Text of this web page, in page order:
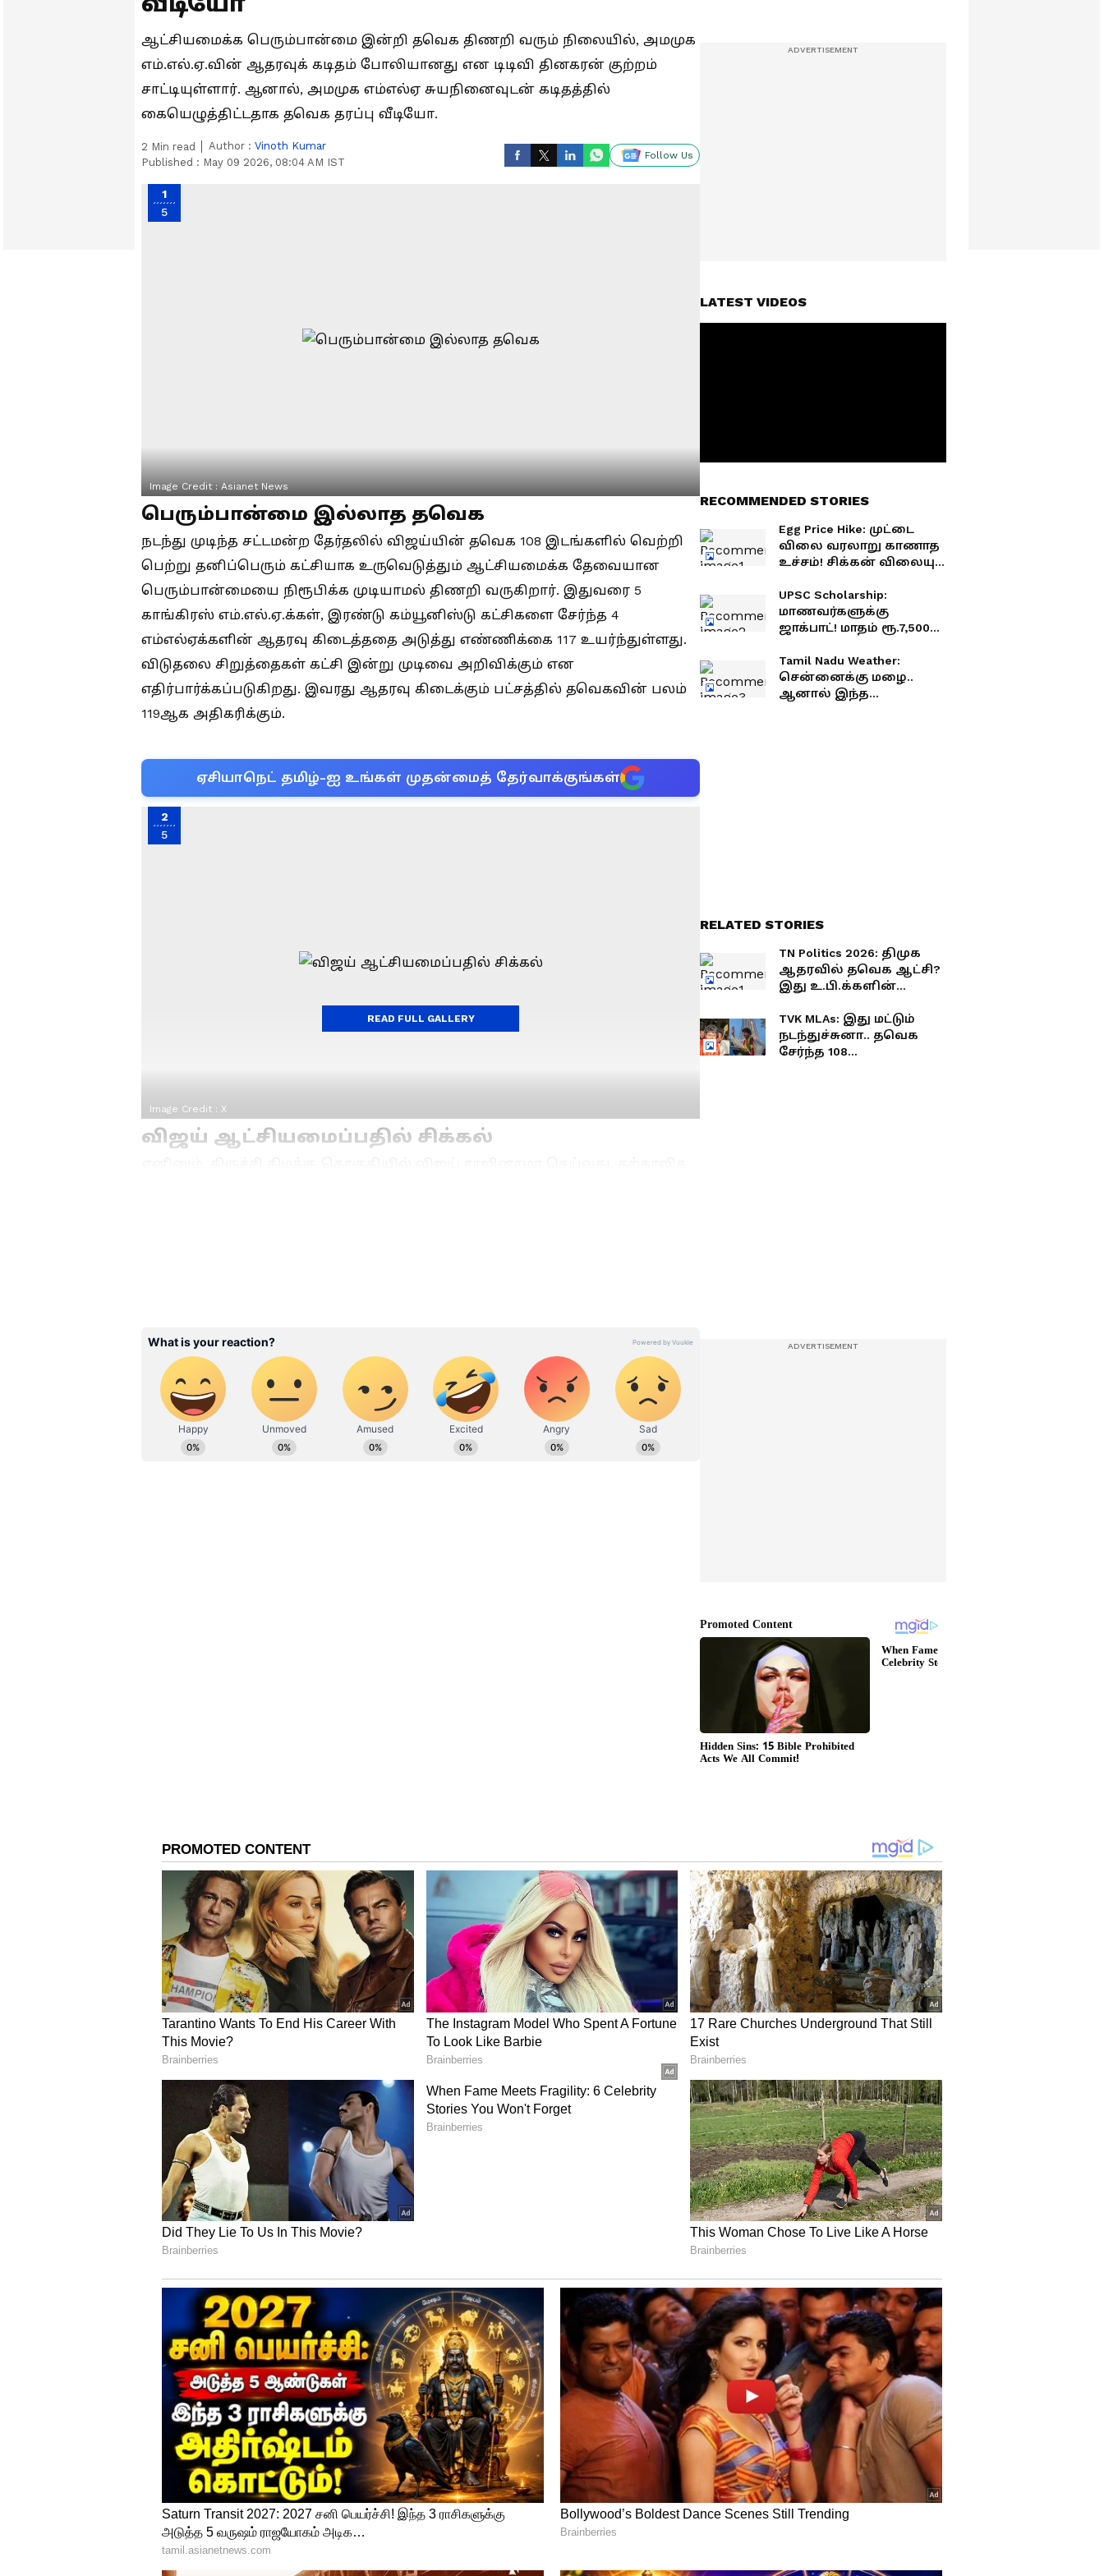
ஆட்சியமைக்க பெரும்பான்மை இன்றி தவெக திணறி வரும் நிலையில், அமமுக
எம்.எல்.ஏ.வின் ஆதரவுக் கடிதம் போலியானது என டிடிவி தினகரன் குற்றம்
சாட்டியுள்ளார். ஆனால், அமமுக எம்எல்ஏ சுயநினைவுடன் கடிதத்தில்
கையெழுத்திட்டதாக தவெக தரப்பு வீடியோ.
2 Min read Author : Vinoth Kumar
Published : May 09 2026, 08:04 AM IST
Follow Us
1
5
Image Credit : Asianet News
பெரும்பான்மை இல்லாத தவெக
நடந்து முடிந்த சட்டமன்ற தேர்தலில் விஜய்யின் தவெக 108 இடங்களில் வெற்றி
பெற்று தனிப்பெரும் கட்சியாக உருவெடுத்தும் ஆட்சியமைக்க தேவையான
பெரும்பான்மையை நிரூபிக்க முடியாமல் திணறி வருகிறார். இதுவரை 5
காங்கிரஸ் எம்.எல்.ஏ.க்கள், இரண்டு கம்யூனிஸ்டு கட்சிகளை சேர்ந்த 4
எம்எல்ஏக்களின் ஆதரவு கிடைத்ததை அடுத்து எண்ணிக்கை 117 உயர்ந்துள்ளது.
விடுதலை சிறுத்தைகள் கட்சி இன்று முடிவை அறிவிக்கும் என
எதிர்பார்க்கப்படுகிறது. இவரது ஆதரவு கிடைக்கும் பட்சத்தில் தவெகவின் பலம்
119ஆக அதிகரிக்கும்.
ஏசியாநெட் தமிழ்-ஐ உங்கள் முதன்மைத் தேர்வாக்குங்கள்
2
5
Image Credit : X
விஜய் ஆட்சியமைப்பதில் சிக்கல்
TN Politics 2026: திமுக
ஆதரவில் தவெக ஆட்சி?
இது உ.பி.க்களின்
பெருமிதம் அல்ல!
விஜய்யின் 'செக் மேட்'
TVK MLAs: இது மட்டும்
நடந்துச்சுனா.. தவெக
சேர்ந்த 108
எம்.எல்.ஏ.க்களும்
ராஜினாமா செய்வது
Image Credit :Google
டிடிவி. தினகரன் பரபரப்பு குற்றச்சாட்டு
இந்நிலையில், நள்ளிரவில் அமமுக பொதுச்செயலாளர் டிடிவி. தினகரன் தமிழக
பொறுப்பு ஆளுநர் ஆர்.வி. அர்லேகரை சந்தித்து பேசினார். எடப்பாடி பழனிசாமி
முதல்வராக பதவி ஏற்க ஆதரவளிப்பதாக மன்னார்குடி தொகுதியில் அமமுக
சார்பில் போட்டியிட்டு வெற்றி பெற்ற எஸ்.காமராஜ் கடிதம் அளித்தார்.
இதனையடுத்து செய்தியாளர்களுக்கு பேட்டியளித்த டிடிவி.தினகரன்: அமமுக
எம்எல்ஏ ஆதரவு எங்களுக்கு இருக்கும் போது தவெக சார்பில் கடிதம்
கொடுக்கப்பட்டுள்ளது. அமமுக எம்எல்ஏ காமராஜை காணவில்லை. அவர் விலை
போய் இருக்கலாம் என்றார். தவெக குதிரை பேரத்தில் ஈடுபடுவதாக பரபரப்பு
குற்றச்சாட்டை முன்வைத்தார்.
4
Image Credit :Our Own
READ FULL GALLERY
LATEST VIDEOS
RECOMMENDED STORIES
Egg Price Hike: முட்டை
விலை வரலாறு காணாத
உச்சம்! சிக்கன் விலையும்
ஷாக்!
UPSC Scholarship:
மாணவர்களுக்கு
ஜாக்பாட்! மாதம் ரூ.7,500
யாருக்கெல்லாம்
கிடைக்கும்?
விண்ணப்பிப்பது எப்படி?
Tamil Nadu Weather:
சென்னைக்கு மழை..
ஆனால் இந்த
RELATED STORIES
TN Politics 2026: திமுக
ஆதரவில் தவெக ஆட்சி?
இது உ.பி.க்களின்
விஜய்யின் 'செக் மேட்'
அரசியல்! செம வியூகம்!
TVK MLAs: இது மட்டும்
நடந்துச்சுனா.. தவெக
சேர்ந்த 108